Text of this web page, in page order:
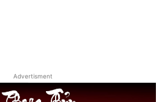
Advertisment